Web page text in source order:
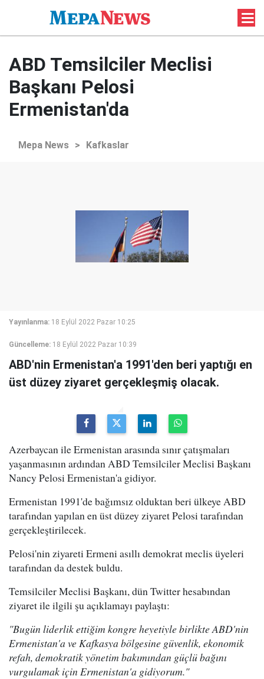
ABD Temsilciler Meclisi
Başkanı Pelosi
Ermenistan'da
Mepa News > Kafkaslar
Yayınlanma: 18 Eylül 2022 Pazar 10:25
Güncelleme: 18 Eylül 2022 Pazar 10:39
ABD'nin Ermenistan'a 1991'den beri yaptığı en
üst düzey ziyaret gerçekleşmiş olacak.
Azerbaycan ile Ermenistan arasında sınır çatışmaları
yaşanmasının ardından ABD Temsilciler Meclisi Başkanı
Nancy Pelosi Ermenistan'a gidiyor.
Ermenistan 1991'de bağımsız olduktan beri ülkeye ABD
tarafından yapılan en üst düzey ziyaret Pelosi tarafından
gerçekleştirilecek.
Pelosi'nin ziyareti Ermeni asıllı demokrat meclis üyeleri
tarafından da destek buldu.
Temsilciler Meclisi Başkanı, dün Twitter hesabından
ziyaret ile ilgili şu açıklamayı paylaştı:
"Bugün liderlik ettiğim kongre heyetiyle birlikte ABD'nin
Ermenistan'a ve Kafkasya bölgesine güvenlik, ekonomik
refah, demokratik yönetim bakımından güçlü bağını
vurgulamak için Ermenistan'a gidiyorum."